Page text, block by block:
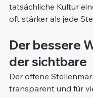
tatsächliche Kultur
oft stärker als jede
Der bessere
der sichtbare
Der offene
transparent und für